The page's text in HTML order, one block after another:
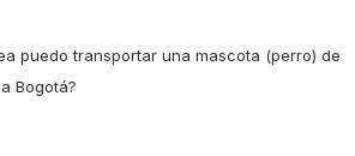
puedo transportar una mascota (perro) de
Bogotá?